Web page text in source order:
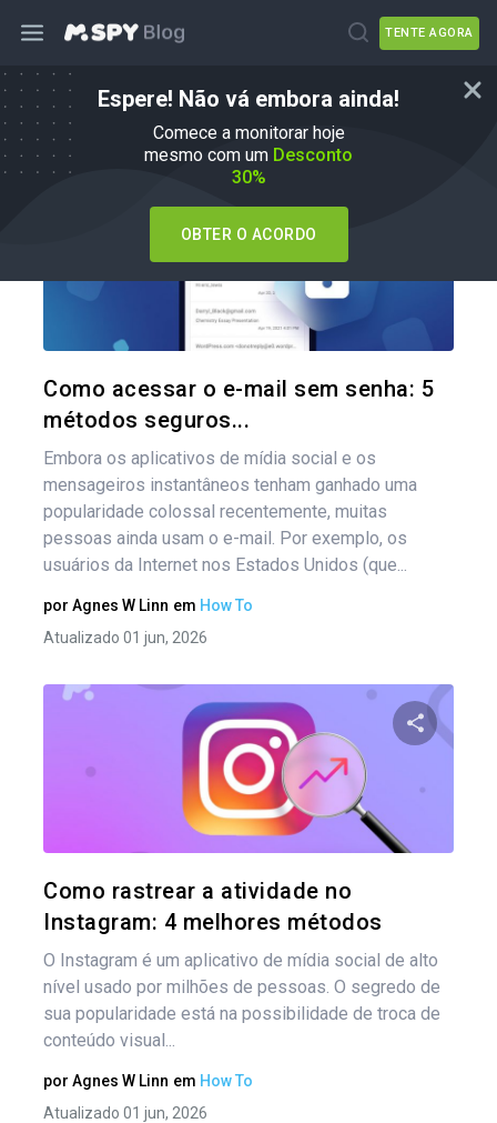
TENTE AGORA
Espere! Não vá embora ainda!
Comece a monitorar hoje
mesmo com um Desconto
30%
OBTER O ACORDO
Como fazer
Como acessar o e-mail sem senha: 5
métodos seguros...
Embora os aplicativos de mídia social e os
mensageiros instantâneos tenham ganhado uma
popularidade colossal recentemente, muitas
pessoas ainda usam o e-mail. Por exemplo, os
usuários da Internet nos Estados Unidos (que...
por Agnes W Linn em How To
Atualizado 01 jun, 2026
Como rastrear a atividade no
Instagram: 4 melhores métodos
O Instagram é um aplicativo de mídia social de alto
nível usado por milhões de pessoas. O segredo de
sua popularidade está na possibilidade de troca de
conteúdo visual...
por Agnes W Linn em How To
Atualizado 01 jun, 2026